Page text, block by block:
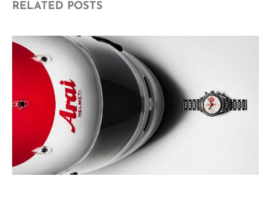
RELATED POSTS